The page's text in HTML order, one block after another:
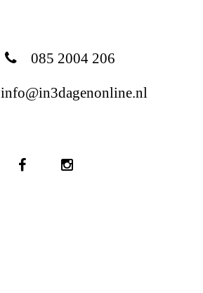
085 2004 206
info@in3dagenonline.nl